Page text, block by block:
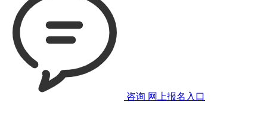
咨询 网上报名入口